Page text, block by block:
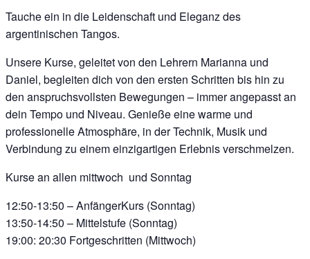
Tauche ein in die Leidenschaft und Eleganz des
argentinischen Tangos.
Unsere Kurse, geleitet von den Lehrern Marianna und
Daniel, begleiten dich von den ersten Schritten bis hin zu
den anspruchsvollsten Bewegungen – immer angepasst an
dein Tempo und Niveau. Genieße eine warme und
professionelle Atmosphäre, in der Technik, Musik und
Verbindung zu einem einzigartigen Erlebnis verschmelzen.
Kurse an allen mittwoch und Sonntag
12:50-13:50 – AnfängerKurs (Sonntag)
13:50-14:50 – Mittelstufe (Sonntag)
19:00: 20:30 Fortgeschritten (Mittwoch)